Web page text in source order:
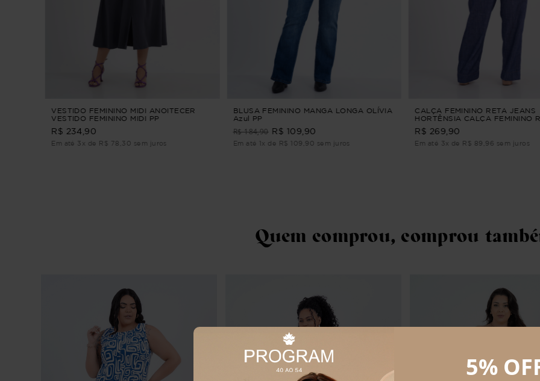
VESTIDO FEMININO MIDI ANOITECER
VESTIDO FEMININO MIDI PP
R$ 234,90
Em até 3x de R$ 78,30 sem juros
BLUSA FEMININO MANGA LONGA OLÍVIA
Azul PP
R$ 184,90 R$ 109,90
Em até 1x de R$ 109,90 sem juros
CALÇA FEMININO RETA JEANS
HORTÊNSIA CALÇA FEMININO
JEANS M
R$ 269,90
Em até 3x de R$ 89,96 sem juros
Quem comprou, comprou